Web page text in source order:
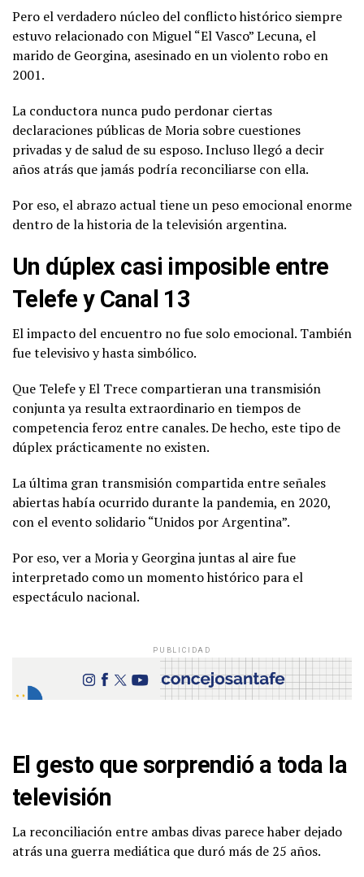
Pero el verdadero núcleo del conflicto histórico siempre
estuvo relacionado con Miguel “El Vasco” Lecuna, el
marido de Georgina, asesinado en un violento robo en
2001.
La conductora nunca pudo perdonar ciertas
declaraciones públicas de Moria sobre cuestiones
privadas y de salud de su esposo. Incluso llegó a decir
años atrás que jamás podría reconciliarse con ella.
Por eso, el abrazo actual tiene un peso emocional enorme
dentro de la historia de la televisión argentina.
Un dúplex casi imposible entre
Telefe y Canal 13
El impacto del encuentro no fue solo emocional. También
fue televisivo y hasta simbólico.
Que Telefe y El Trece compartieran una transmisión
conjunta ya resulta extraordinario en tiempos de
competencia feroz entre canales. De hecho, este tipo de
dúplex prácticamente no existen.
La última gran transmisión compartida entre señales
abiertas había ocurrido durante la pandemia, en 2020,
con el evento solidario “Unidos por Argentina”.
Por eso, ver a Moria y Georgina juntas al aire fue
interpretado como un momento histórico para el
espectáculo nacional.
PUBLICIDAD
El gesto que sorprendió a toda la
televisión
La reconciliación entre ambas divas parece haber dejado
atrás una guerra mediática que duró más de 25 años.